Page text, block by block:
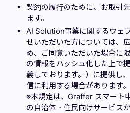
契約の履行のために、お取引
ます。
AI Solution事業に関するウェ
せいただいた方については、
め、ご同意いただいた場合に
の情報をハッシュ化した上で
義しております。）に提供し
信に利用する場合があります。
※本規定は、Graffer スマート
の自治体・住民向けサービス